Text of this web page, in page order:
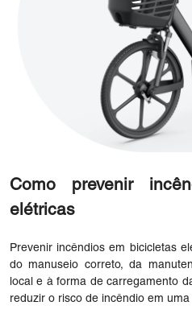
Como prevenir
elétricas
Prevenir incêndios em bicicletas
do manuseio correto, da
local e à forma de carregamento
reduzir o risco de incêndio em